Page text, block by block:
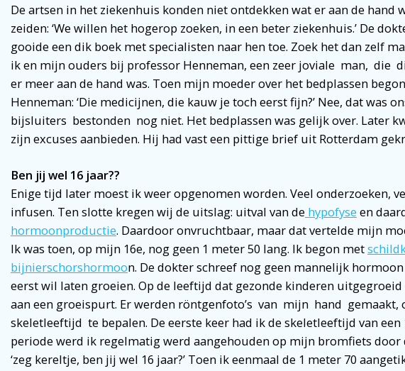
De artsen in het ziekenhuis konden niet ontdekken wat er aan de hand
zeiden: ‘We willen het hogerop zoeken, in een beter ziekenhuis.’ De
gooide een dik boek met specialisten naar hen toe. Zoek het dan zelf
ik en mijn ouders bij professor Henneman, een zeer joviale man, die
er meer aan de hand was. Toen mijn moeder over het bedplassen
Henneman: ‘Die medicijnen, die kauw je toch eerst fijn?’ Nee, dat was
bijsluiters bestonden nog niet. Het bedplassen was gelijk over. Later
zijn excuses aanbieden. Hij had vast een pittige brief uit Rotterdam
Ben jij wel 16 jaar??
Enige tijd later moest ik weer opgenomen worden. Veel onderzoeken,
infusen. Ten slotte kregen wij de uitslag: uitval van de hypofyse en
hormoonproductie. Daardoor onvruchtbaar, maar dat vertelde mijn
Ik was toen, op mijn 16e, nog geen 1 meter 50 lang. Ik begon met
bijnierschorshormoon. De dokter schreef nog geen mannelijk
eerst wil laten groeien. Op de leeftijd dat gezonde kinderen
aan een groeispurt. Er werden röntgenfoto’s van mijn hand gemaakt,
skeletleeftijd te bepalen. De eerste keer had ik de skeletleeftijd van een
periode werd ik regelmatig werd aangehouden op mijn bromfiets
‘zeg kereltje, ben jij wel 16 jaar?’ Toen ik eenmaal de 1 meter 70